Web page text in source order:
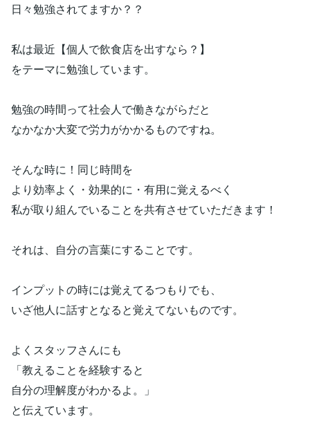
日々勉強されてますか？？
私は最近【個人で飲食店を出すなら？】
をテーマに勉強しています。
勉強の時間って社会人で働きながらだと
なかなか大変で労力がかかるものですね。
そんな時に！同じ時間を
より効率よく・効果的に・有用に覚えるべく
私が取り組んでいることを共有させていただきます！
それは、自分の言葉にすることです。
インプットの時には覚えてるつもりでも、
いざ他人に話すとなると覚えてないものです。
よくスタッフさんにも
「教えることを経験すると
自分の理解度がわかるよ。」
と伝えています。